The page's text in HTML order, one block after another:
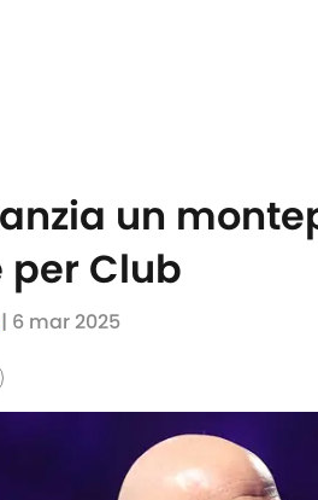
un
per Club
| 6 mar 2025